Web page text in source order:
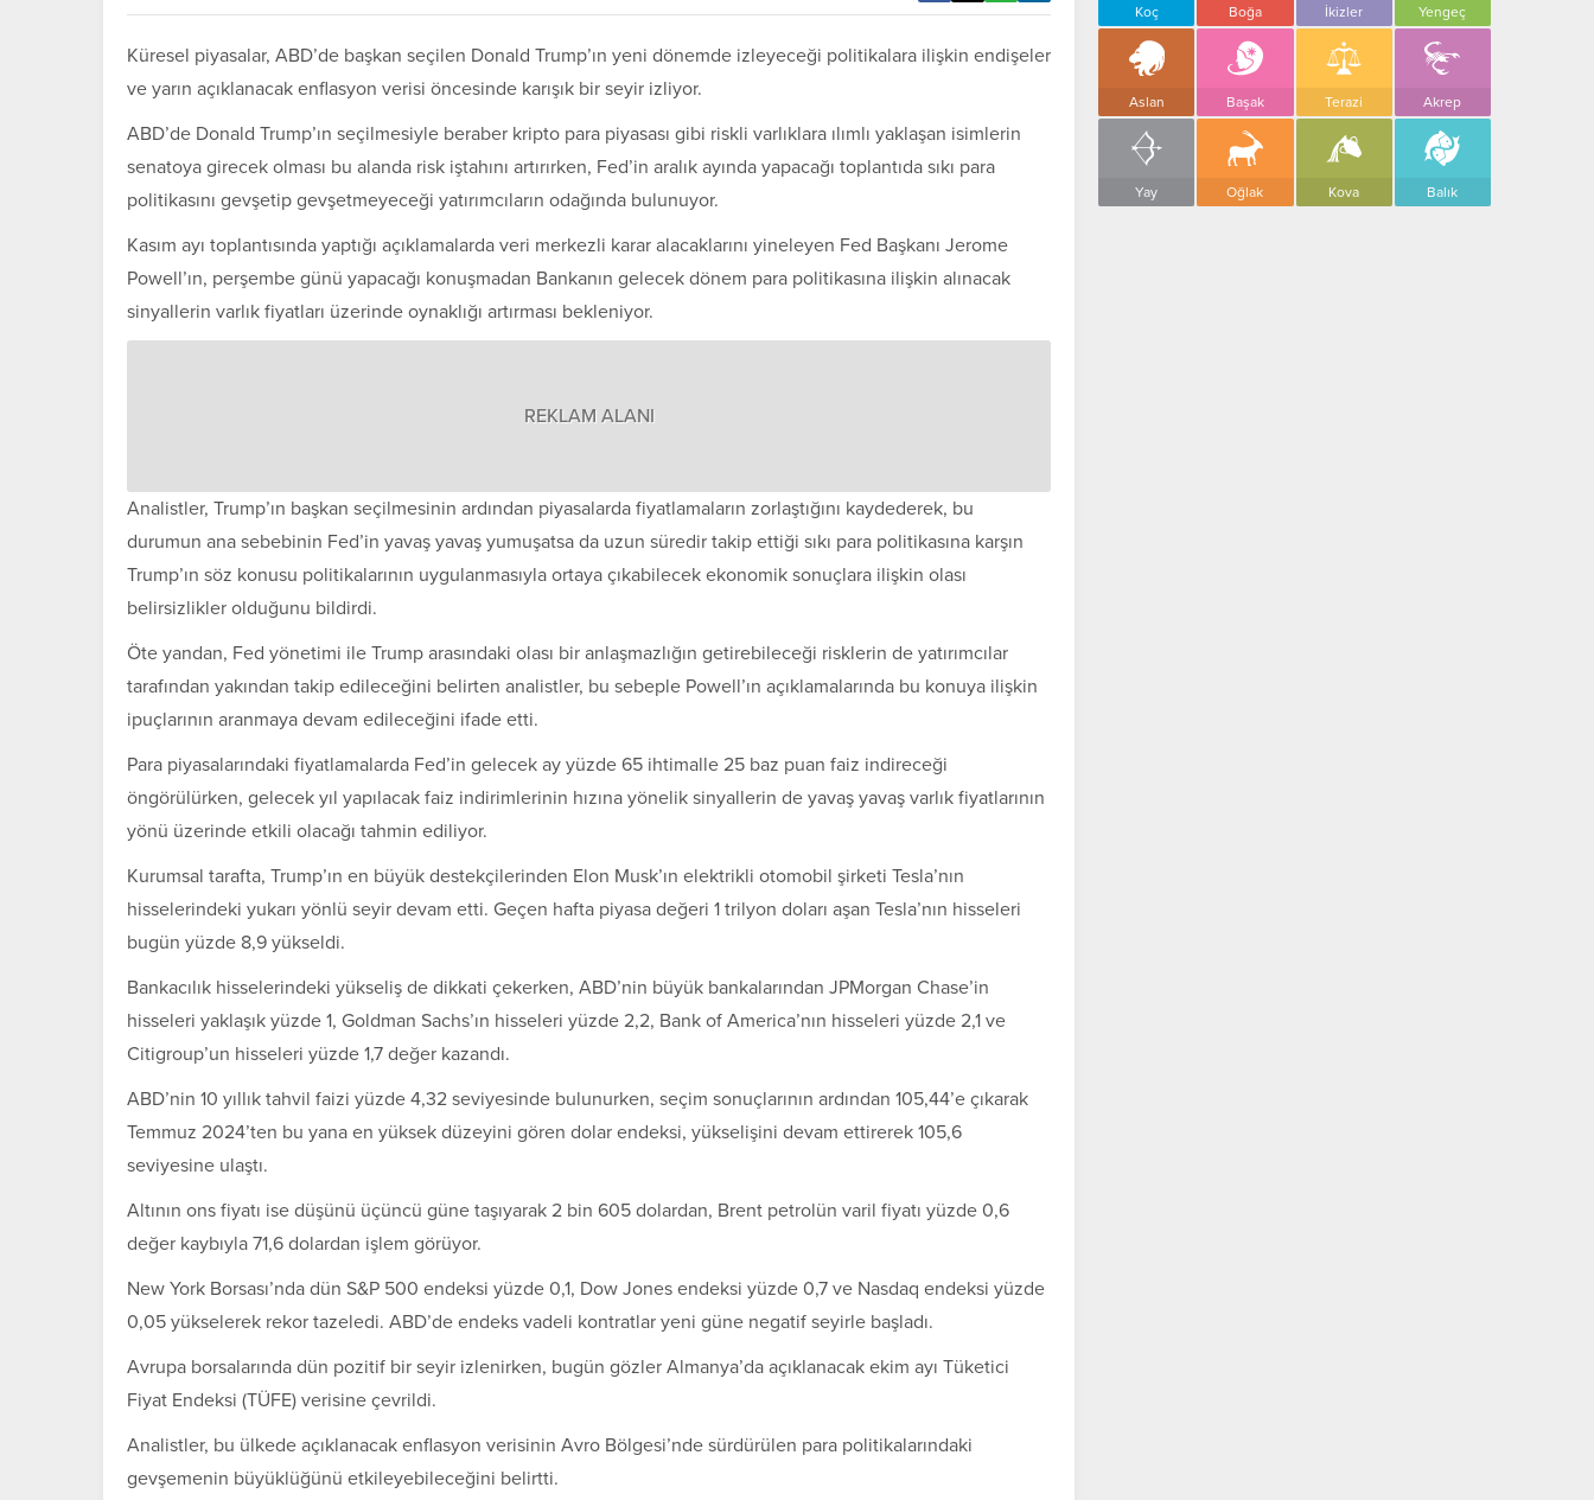
Koç Boğa İkizler Yengeç
Aslan Başak Terazi Akrep
Yay Oğlak Kova Balık
Küresel piyasalar, ABD’de başkan seçilen Donald Trump’ın yeni dönemde izleyeceği politikalara ilişkin endişeler
ve yarın açıklanacak enflasyon verisi öncesinde karışık bir seyir izliyor.
ABD’de Donald Trump’ın seçilmesiyle beraber kripto para piyasası gibi riskli varlıklara ılımlı yaklaşan isimlerin
senatoya girecek olması bu alanda risk iştahını artırırken, Fed’in aralık ayında yapacağı toplantıda sıkı para
politikasını gevşetip gevşetmeyeceği yatırımcıların odağında bulunuyor.
Kasım ayı toplantısında yaptığı açıklamalarda veri merkezli karar alacaklarını yineleyen Fed Başkanı Jerome
Powell’ın, perşembe günü yapacağı konuşmadan Bankanın gelecek dönem para politikasına ilişkin alınacak
sinyallerin varlık fiyatları üzerinde oynaklığı artırması bekleniyor.
REKLAM ALANI
Analistler, Trump’ın başkan seçilmesinin ardından piyasalarda fiyatlamaların zorlaştığını kaydederek, bu
durumun ana sebebinin Fed’in yavaş yavaş yumuşatsa da uzun süredir takip ettiği sıkı para politikasına karşın
Trump’ın söz konusu politikalarının uygulanmasıyla ortaya çıkabilecek ekonomik sonuçlara ilişkin olası
belirsizlikler olduğunu bildirdi.
Öte yandan, Fed yönetimi ile Trump arasındaki olası bir anlaşmazlığın getirebileceği risklerin de yatırımcılar
tarafından yakından takip edileceğini belirten analistler, bu sebeple Powell’ın açıklamalarında bu konuya ilişkin
ipuçlarının aranmaya devam edileceğini ifade etti.
Para piyasalarındaki fiyatlamalarda Fed’in gelecek ay yüzde 65 ihtimalle 25 baz puan faiz indireceği
öngörülürken, gelecek yıl yapılacak faiz indirimlerinin hızına yönelik sinyallerin de yavaş yavaş varlık fiyatlarının
yönü üzerinde etkili olacağı tahmin ediliyor.
Kurumsal tarafta, Trump’ın en büyük destekçilerinden Elon Musk’ın elektrikli otomobil şirketi Tesla’nın
hisselerindeki yukarı yönlü seyir devam etti. Geçen hafta piyasa değeri 1 trilyon doları aşan Tesla’nın hisseleri
bugün yüzde 8,9 yükseldi.
Bankacılık hisselerindeki yükseliş de dikkati çekerken, ABD’nin büyük bankalarından JPMorgan Chase’in
hisseleri yaklaşık yüzde 1, Goldman Sachs’ın hisseleri yüzde 2,2, Bank of America’nın hisseleri yüzde 2,1 ve
Citigroup’un hisseleri yüzde 1,7 değer kazandı.
ABD’nin 10 yıllık tahvil faizi yüzde 4,32 seviyesinde bulunurken, seçim sonuçlarının ardından 105,44’e çıkarak
Temmuz 2024’ten bu yana en yüksek düzeyini gören dolar endeksi, yükselişini devam ettirerek 105,6
seviyesine ulaştı.
Altının ons fiyatı ise düşünü üçüncü güne taşıyarak 2 bin 605 dolardan, Brent petrolün varil fiyatı yüzde 0,6
değer kaybıyla 71,6 dolardan işlem görüyor.
New York Borsası’nda dün S&P 500 endeksi yüzde 0,1, Dow Jones endeksi yüzde 0,7 ve ​Nasdaq endeksi yüzde
0,05 yükselerek rekor tazeledi. ABD’de endeks vadeli kontratlar yeni güne negatif seyirle başladı.
Avrupa borsalarında dün pozitif bir seyir izlenirken, bugün gözler Almanya’da açıklanacak ekim ayı Tüketici
Fiyat Endeksi (TÜFE) verisine çevrildi.
Analistler, bu ülkede açıklanacak enflasyon verisinin Avro Bölgesi’nde sürdürülen para politikalarındaki
gevşemenin büyüklüğünü etkileyebileceğini belirtti.